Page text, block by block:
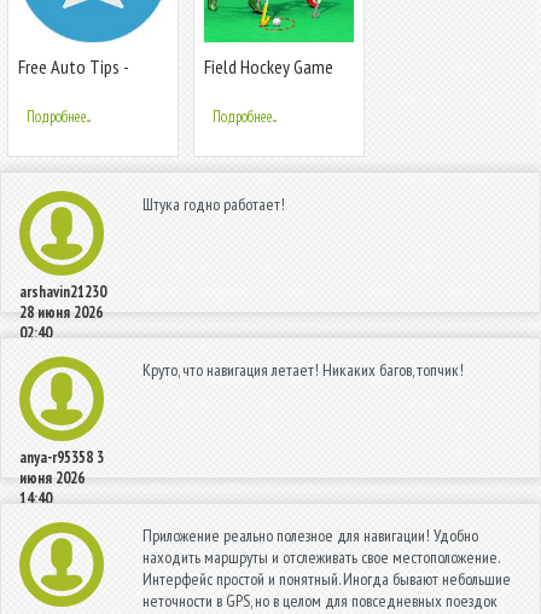
Free Auto Tips -
Messaging
Подробнее...
Field Hockey Game
Подробнее...
arshavin21230
28 июня 2026
02:40
Штука годно работает!
anya-r95358 3
июня 2026
14:40
Круто, что навигация летает! Никаких багов, топчик!
Приложение реально полезное для навигации! Удобно
находить маршруты и отслеживать свое местоположение.
Интерфейс простой и понятный. Иногда бывают небольшие
неточности в GPS, но в целом для повседневных поездок